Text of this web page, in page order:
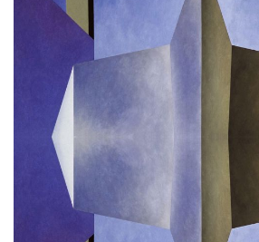
L.B. MIRAGE
Ακρυλικό σε καμβά
100x100cm